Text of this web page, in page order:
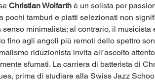
Christian Wolfarth è un solista per
pochi tamburi e piatti selezionati non
minimalista; al contrario, il
fino agli angoli più remoti dello spettro
riduzionista invita all’ascolto
sfumati. La carriera di batterista di
prima di studiare alla Swiss Jazz